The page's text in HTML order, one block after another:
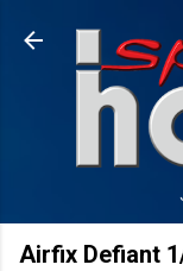
Airfix Defiant